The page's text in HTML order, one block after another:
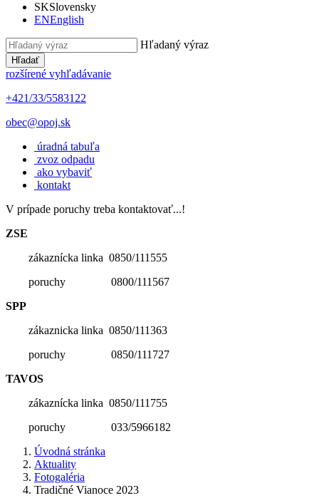
SKSlovensky
ENEnglish
Hľadaný výraz
Hľadať
rozšírené vyhľadávanie
+421/33/5583122
obec@opoj.sk
úradná tabuľa
zvoz odpadu
ako vybaviť
kontakt
V prípade poruchy treba kontaktovať...!
ZSE
zákaznícka linka 0850/111555
poruchy 0800/111567
SPP
zákaznicka linka 0850/111363
poruchy 0850/111727
TAVOS
zákaznícka linka 0850/111755
poruchy 033/5966182
Úvodná stránka
Aktuality
Fotogaléria
Tradičné Vianoce 2023